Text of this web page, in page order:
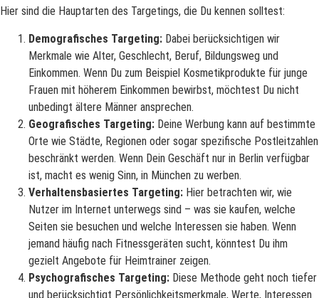
Hier sind die Hauptarten des Targetings, die Du kennen solltest:
Demografisches Targeting: Dabei berücksichtigen wir
Merkmale wie Alter, Geschlecht, Beruf, Bildungsweg und
Einkommen. Wenn Du zum Beispiel Kosmetikprodukte für junge
Frauen mit höherem Einkommen bewirbst, möchtest Du nicht
unbedingt ältere Männer ansprechen.
Geografisches Targeting: Deine Werbung kann auf bestimmte
Orte wie Städte, Regionen oder sogar spezifische Postleitzahlen
beschränkt werden. Wenn Dein Geschäft nur in Berlin verfügbar
ist, macht es wenig Sinn, in München zu werben.
Verhaltensbasiertes Targeting: Hier betrachten wir, wie
Nutzer im Internet unterwegs sind – was sie kaufen, welche
Seiten sie besuchen und welche Interessen sie haben. Wenn
jemand häufig nach Fitnessgeräten sucht, könntest Du ihm
gezielt Angebote für Heimtrainer zeigen.
Psychografisches Targeting: Diese Methode geht noch tiefer
und berücksichtigt Persönlichkeitsmerkmale, Werte, Interessen